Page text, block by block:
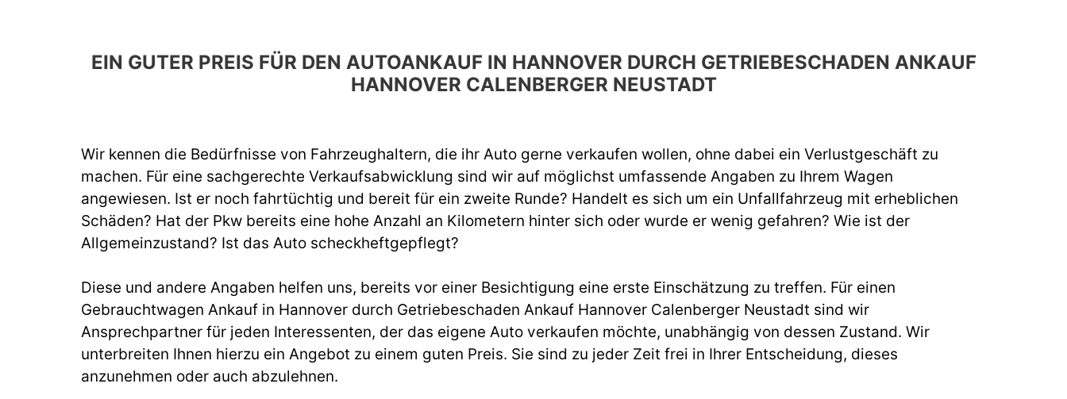
EIN GUTER PREIS FÜR DEN AUTOANKAUF IN HANNOVER DURCH GETRIEBESCHADEN ANKAUF
HANNOVER CALENBERGER NEUSTADT
Wir kennen die Bedürfnisse von Fahrzeughaltern, die ihr Auto gerne verkaufen wollen, ohne dabei ein Verlustgeschäft zu
machen. Für eine sachgerechte Verkaufsabwicklung sind wir auf möglichst umfassende Angaben zu Ihrem Wagen
angewiesen. Ist er noch fahrtüchtig und bereit für ein zweite Runde? Handelt es sich um ein Unfallfahrzeug mit erheblichen
Schäden? Hat der Pkw bereits eine hohe Anzahl an Kilometern hinter sich oder wurde er wenig gefahren? Wie ist der
Allgemeinzustand? Ist das Auto scheckheftgepflegt?
Diese und andere Angaben helfen uns, bereits vor einer Besichtigung eine erste Einschätzung zu treffen. Für einen
Gebrauchtwagen Ankauf in Hannover durch Getriebeschaden Ankauf Hannover Calenberger Neustadt sind wir
Ansprechpartner für jeden Interessenten, der das eigene Auto verkaufen möchte, unabhängig von dessen Zustand. Wir
unterbreiten Ihnen hierzu ein Angebot zu einem guten Preis. Sie sind zu jeder Zeit frei in Ihrer Entscheidung, dieses
anzunehmen oder auch abzulehnen.